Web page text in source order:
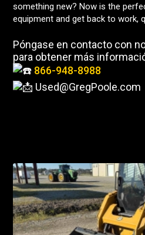
something new? Now is the
equipment and get back to work,
Póngase en contacto con
para obtener más
866-948-8988
Used@GregPoole.com